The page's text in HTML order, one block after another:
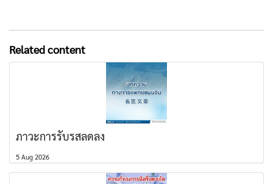
Related content
ภาวะการรับรสลดลง
5 Aug 2026